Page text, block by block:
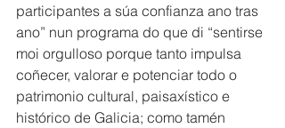
participantes a súa confianza ano tras
ano” nun programa do que di “sentirse
moi orgulloso porque tanto impulsa
coñecer, valorar e potenciar todo o
patrimonio cultural, paisaxístico e
histórico de Galicia; como tamén